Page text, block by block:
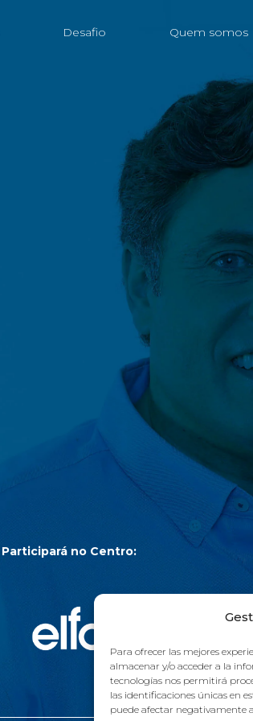
Para ofrecer las mejores
almacenar y/o acceder a la
tecnologías nos permitirá
las identificaciones únicas en
puede afectar negativamente
Desafio Quem somos
Participará no Centro: